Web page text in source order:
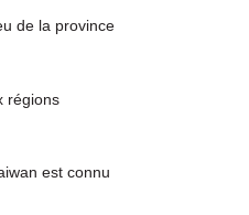
de la province
régions
est connu